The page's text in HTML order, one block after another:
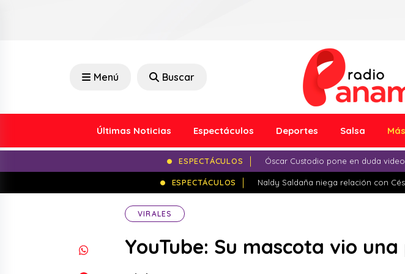
Menú Buscar
Últimas Noticias Espectáculos Deportes Salsa Más
ESPECTÁCULOS Óscar Custodio pone en duda
ESPECTÁCULOS Naldy Saldaña niega relación con
VIRALES
YouTube: Su mascota vio